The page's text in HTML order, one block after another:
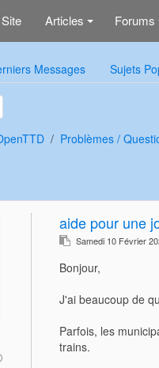
Site Articles Forums
Messages Sujets
Problèmes /
aide pour une
Samedi 10 Février
Bonjour,
J'ai beaucoup de
Parfois, les
trains.